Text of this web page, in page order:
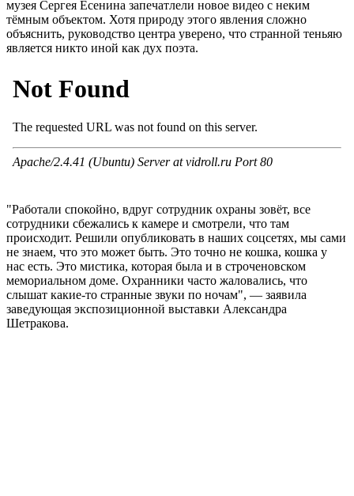
музея Сергея Есенина запечатлели новое видео с неким
тёмным объектом. Хотя природу этого явления сложно
объяснить, руководство центра уверено, что странной теньяю
является никто иной как дух поэта.
"Работали спокойно, вдруг сотрудник охраны зовёт, все
сотрудники сбежались к камере и смотрели, что там
происходит. Решили опубликовать в наших соцсетях, мы сами
не знаем, что это может быть. Это точно не кошка, кошка у
нас есть. Это мистика, которая была и в строченовском
мемориальном доме. Охранники часто жаловались, что
слышат какие-то странные звуки по ночам", — заявила
заведующая экспозиционной выставки Александра
Шетракова.